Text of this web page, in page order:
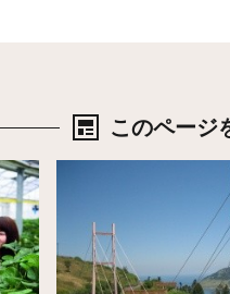
このページ